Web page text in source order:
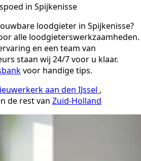
in Spijkenisse
loodgieter in Spijkenisse?
alle loodgieterswerkzaamheden.
en een team van
staan wij 24/7 voor u klaar.
voor handige tips.
aan den IJssel ,
de rest van Zuid-Holland